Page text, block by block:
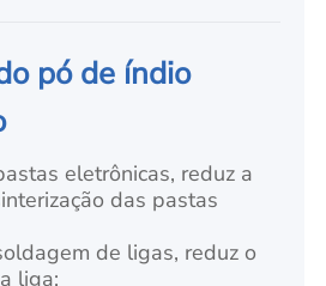
pó de índio
eletrônicas, reduz a
das pastas
de ligas, reduz o
liga;